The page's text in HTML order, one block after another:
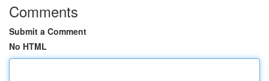
Comments
Submit a Comment
No HTML